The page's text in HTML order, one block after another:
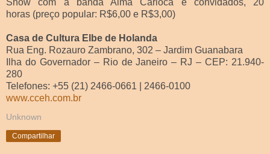
Show com a banda Alma Carioca e convidados, 20
horas (preço popular: R$6,00 e R$3,00)
Casa de Cultura Elbe de Holanda
Rua Eng. Rozauro Zambrano, 302 – Jardim Guanabara
Ilha do Governador – Rio de Janeiro – RJ – CEP: 21.940-
280
Telefones: +55 (21) 2466-0661 | 2466-0100
www.cceh.com.br
Unknown
Compartilhar